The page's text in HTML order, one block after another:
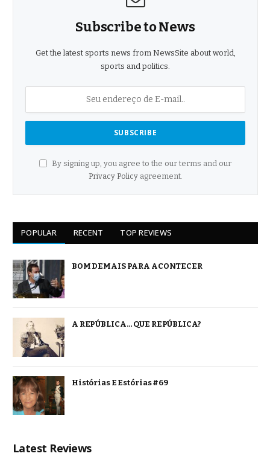
Subscribe to News
Get the latest sports news from NewsSite about world,
sports and politics.
By signing up, you agree to the our terms and our
Privacy Policyagreement.
POPULAR RECENT TOP REVIEWS
BOM DEMAIS PARA ACONTECER
A REPÚBLICA… QUE REPÚBLICA?
Histórias E Estórias #69
Latest Reviews